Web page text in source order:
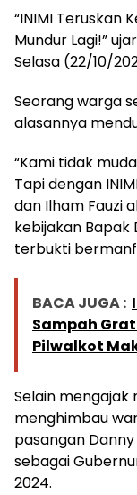
“INIMI Teruskan
Mundur Lagi!”
Selasa (22/10/
Seorang warga
alasannya
“Kami tidak
Tapi dengan
dan Ilham Fauzi
kebijakan Bapak
terbukti
BACA JUGA :
Sampah
Pilwalkot
Selain mengajak
menghimbau
pasangan
sebagai
2024.